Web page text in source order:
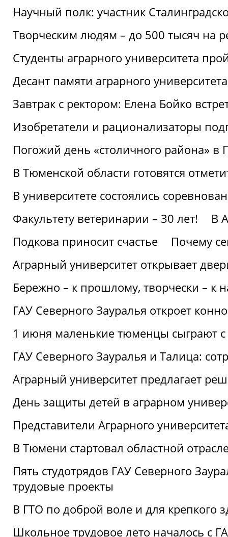
Научный полк: участник
Творческим людям – до 500 тысяч на
Студенты аграрного университета
Десант памяти аграрного
Завтрак с ректором: Елена Бойко
Изобретатели и рационализаторы
Погожий день «столичного района» в
В Тюменской области готовятся
В университете состоялись
Факультету ветеринарии – 30 лет!
В
Подкова приносит счастье
Почему
Аграрный университет открывает
Бережно – к прошлому, творчески – к
ГАУ Северного Зауралья откроет
1 июня маленькие тюменцы сыграют с
ГАУ Северного Зауралья и Талица:
Аграрный университет предлагает
День защиты детей в аграрном
Представители Аграрного
В Тюмени стартовал областной
Пять студотрядов ГАУ Северного
трудовые проекты
В ГТО по доброй воле и для крепкого
Школьное трудовое лето началось с